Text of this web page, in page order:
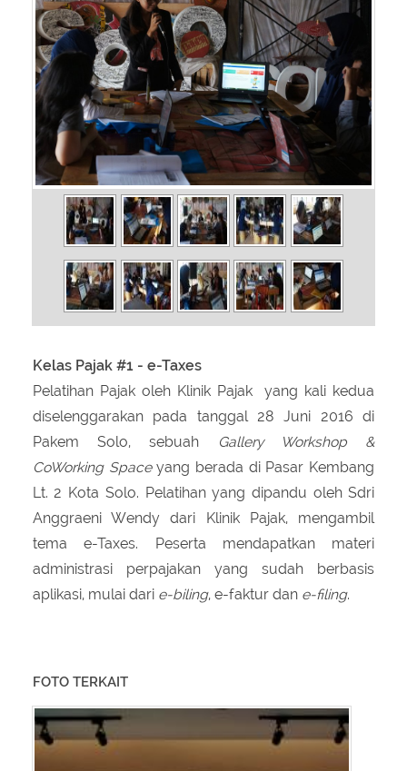
Peraturan Pengampunan Pajak
Infografis Pengampunan Pajak
About Us
Q & A Pajak
Kontak Kami
Sitemap
Kelas Pajak #1 - e-Taxes
Pelatihan Pajak oleh Klinik Pajak yang kali kedua
diselenggarakan pada tanggal 28 Juni 2016 di
Pakem Solo, sebuah Gallery Workshop &
CoWorking Spaceyang berada di Pasar Kembang
Lt. 2 Kota Solo. Pelatihan yang dipandu oleh Sdri
Anggraeni Wendy dari Klinik Pajak, mengambil
tema e-Taxes. Peserta mendapatkan materi
administrasi perpajakan yang sudah berbasis
aplikasi, mulai dari e-biling, e-faktur dan e-filing.
FOTO TERKAIT